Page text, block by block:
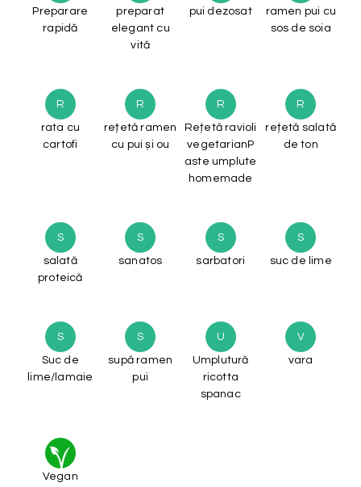
Preparare
rapidă
preparat
elegant cu
vită
pui dezosat
ramen pui cu
sos de soia
R
rata cu
cartofi
R
rețetă ramen
cu pui și ou
R
Rețetă ravioli
vegetarianP
aste umplute
homemade
R
rețetă salată
de ton
S
salată
proteică
S
sanatos
S
sarbatori
S
suc de lime
S
Suc de
lime/lamaie
S
supă ramen
pui
U
Umplutură
ricotta
spanac
V
vara
Vegan